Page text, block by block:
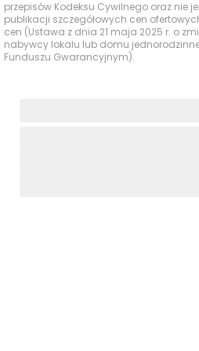
przepisów Kodeksu Cywilnego oraz nie
publikacji szczegółowych cen
cen (Ustawa z dnia 21 maja 2025 r. o
nabywcy lokalu lub domu
Funduszu Gwarancyjnym).